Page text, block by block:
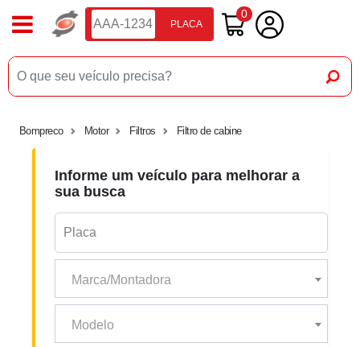
PLACA
0
Bompreco Motor Filtros Filtro de cabine
Informe um veículo para melhorar a
sua busca
Marca/Montadora
Modelo